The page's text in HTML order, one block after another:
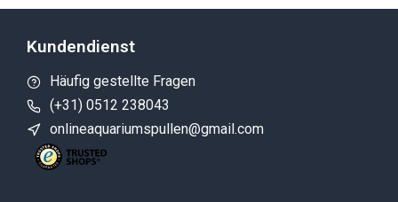
Kundendienst
Häufig gestellte Fragen
(+31) 0512 238043
onlineaquariumspullen@gmail.com